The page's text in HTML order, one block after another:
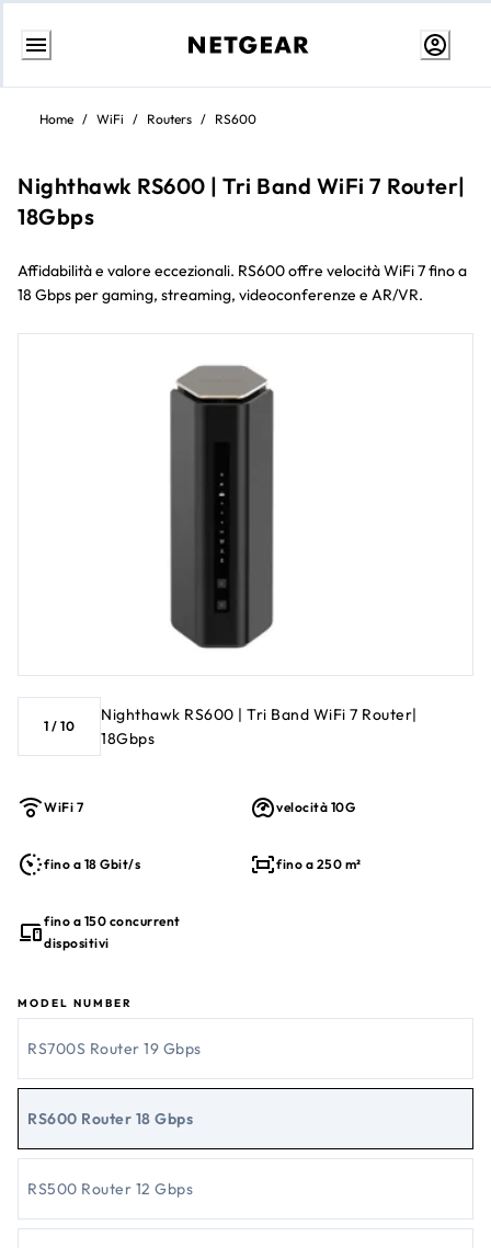
Passa
contenuto
Home / WiFi / Routers / RS600
Nighthawk RS600 | Tri Band WiFi 7 Router|
18Gbps
Affidabilità e valore eccezionali. RS600 offre velocità WiFi 7 fino a
18 Gbps per gaming, streaming, videoconferenze e AR/VR.
1 / 10
Nighthawk RS600 | Tri Band WiFi 7 Router|
18Gbps
WiFi 7 velocità 10G
fino a 18 Gbit/s fino a 250 m²
fino a 150 concurrent
dispositivi
MODEL NUMBER
RS700S Router 19 Gbps
RS600 Router 18 Gbps
RS500 Router 12 Gbps